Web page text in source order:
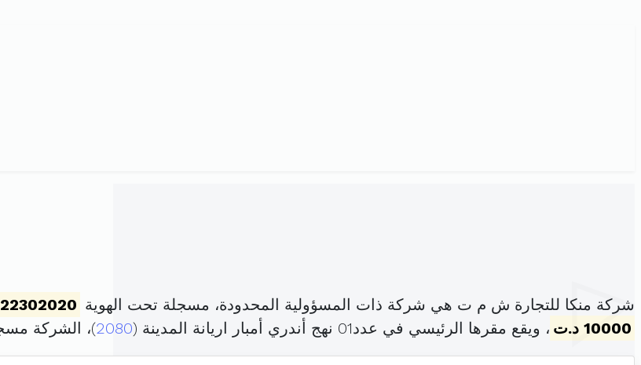
شركة منكا للتجارة ش م ت هي شركة ذات المسؤولية المحدودة، مسجلة تحت الهوية
10000 د.ت
، ويقع مقرها الرئيسي في عدد01 نهج أندري أمبار اريانة المدينة ( 2080)، الشركة